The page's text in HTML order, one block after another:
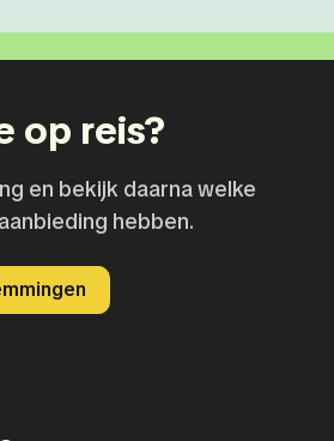
op reis?
en bekijk daarna welke
hebben.